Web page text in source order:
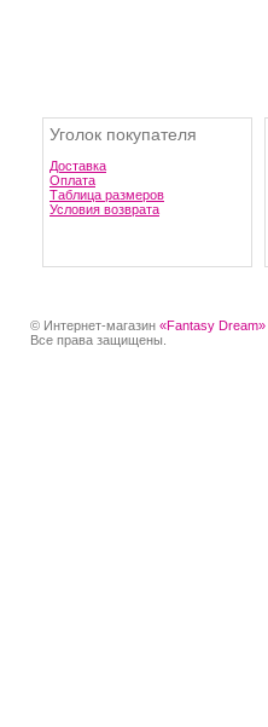
Уголок покупателя
Доставка
Оплата
Таблица размеров
Условия возврата
© Интернет-магазин «Fantasy Dream»
Все права защищены.